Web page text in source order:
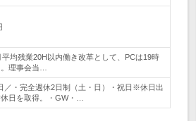
均残業20H以内働き改革として、PCは19時
理事会当…
／・完全週休2日制（土・日）・祝日※休日出
日を取得。・GW・…